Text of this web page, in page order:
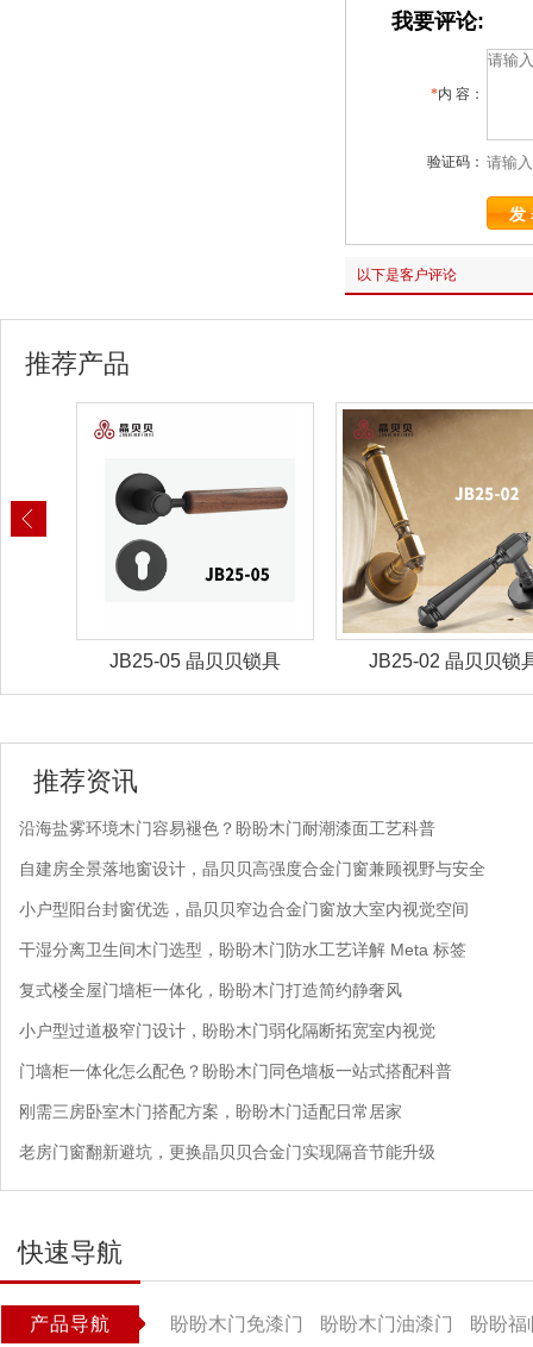
我要评论:
*内 容：
验证码：
以下是客户评论
推荐产品
JB25-02 晶贝贝锁具 JB25-01 晶贝贝锁
推荐资讯
沿海盐雾环境木门容易褪色？盼盼木门耐潮漆面工艺科普
自建房全景落地窗设计，晶贝贝高强度合金门窗兼顾视野与安全
小户型阳台封窗优选，晶贝贝窄边合金门窗放大室内视觉空间
干湿分离卫生间木门选型，盼盼木门防水工艺详解 Meta 标签
复式楼全屋门墙柜一体化，盼盼木门打造简约静奢风
小户型过道极窄门设计，盼盼木门弱化隔断拓宽室内视觉
门墙柜一体化怎么配色？盼盼木门同色墙板一站式搭配科普
刚需三房卧室木门搭配方案，盼盼木门适配日常居家
老房门窗翻新避坑，更换晶贝贝合金门实现隔音节能升级
快速导航
产品导航 盼盼木门免漆门 盼盼木门油漆门 盼盼福